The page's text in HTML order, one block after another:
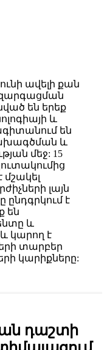
ավելի քան
են երեք
և
են
և
մեջ: 15
մշակել
լայն
է
են
և
և կարող է
տարբեր
կարիքները:
դաշտի